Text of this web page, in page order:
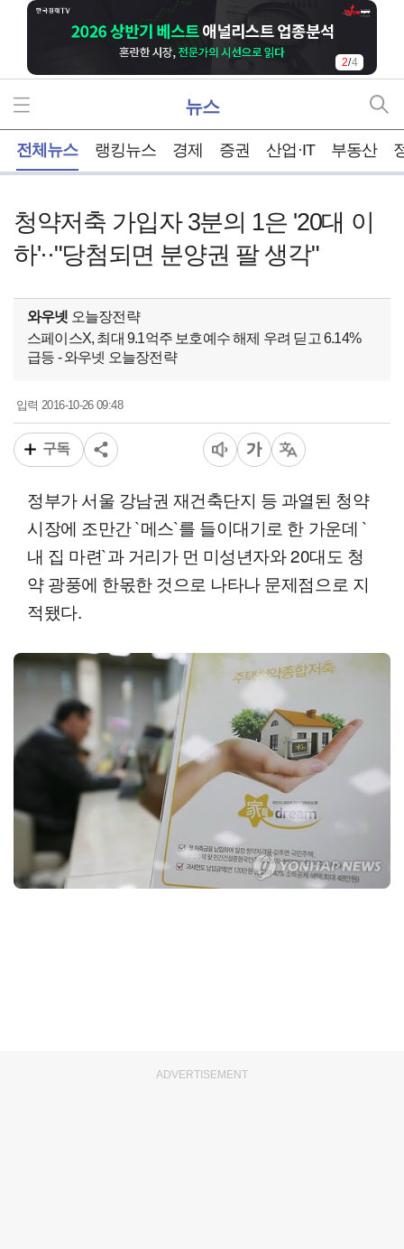
2/4
뉴스
전체뉴스 랭킹뉴스 경제 증권 산업·IT 부동산
청약저축 가입자 3분의 1은 '20대 이
하'··"당첨되면 분양권 팔 생각"
와우넷 오늘장전략
스페이스X, 최대 9.1억주 보호예수 해제 우려 딛고 6.14%
급등 - 와우넷 오늘장전략
입력 2016-10-26 09:48
구독
정부가 서울 강남권 재건축단지 등 과열된 청약
시장에 조만간 `메스`를 들이대기로 한 가운데 `
내 집 마련`과 거리가 먼 미성년자와 20대도 청
약 광풍에 한몫한 것으로 나타나 문제점으로 지
적됐다.
ADVERTISEMENT